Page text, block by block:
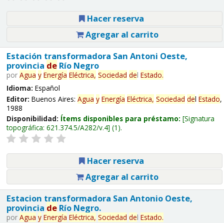
Hacer reserva
Agregar al carrito
Estación transformadora San Antoni Oeste,
provincia deRío Negro
por Agua y Energía Eléctrica, Sociedad del Estado.
Idioma: Español
Editor: Buenos Aires: Agua y Energía Eléctrica, Sociedad del Estado,
1988
Disponibilidad: Ítems disponibles para préstamo: Signatura
topográfica: 621.374.5/A282/v.4 (1).
Hacer reserva
Agregar al carrito
Estacion transformadora San Antonio Oeste,
provincia deRío Negro.
por Agua y Energía Eléctrica, Sociedad del Estado.